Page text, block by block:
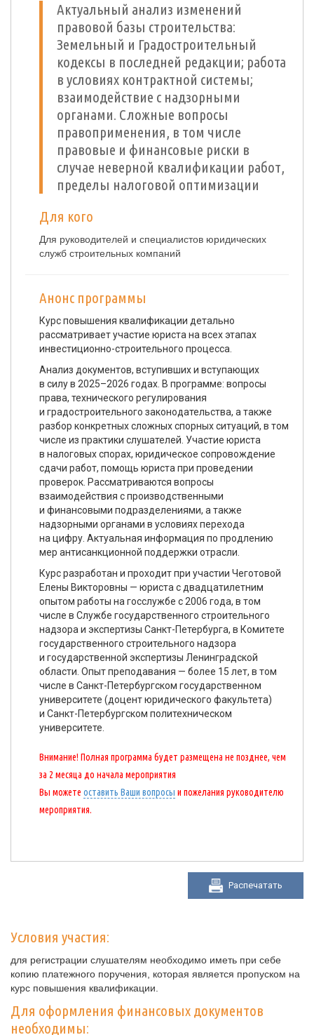
Актуальный анализ изменений
правовой базы строительства:
Земельный и Градостроительный
кодексы в последней редакции; работа
в условиях контрактной системы;
взаимодействие с надзорными
органами. Сложные вопросы
правоприменения, в том числе
правовые и финансовые риски в
случае неверной квалификации работ,
пределы налоговой оптимизации
Для кого
Для руководителей и специалистов юридических
служб строительных компаний
Анонс программы
Курс повышения квалификации детально
рассматривает участие юриста на всех этапах
инвестиционно-строительного процесса.
Анализ документов, вступивших и вступающих
в силу в 2025–2026 годах. В программе: вопросы
права, технического регулирования
и градостроительного законодательства, а также
разбор конкретных сложных спорных ситуаций, в том
числе из практики слушателей. Участие юриста
в налоговых спорах, юридическое сопровождение
сдачи работ, помощь юриста при проведении
проверок. Рассматриваются вопросы
взаимодействия с производственными
и финансовыми подразделениями, а также
надзорными органами в условиях перехода
на цифру. Актуальная информация по продлению
мер антисанкционной поддержки отрасли.
Курс разработан и проходит при участии Чеготовой
Елены Викторовны — юриста с двадцатилетним
опытом работы на госслужбе с 2006 года, в том
числе в Службе государственного строительного
надзора и экспертизы Санкт-Петербурга, в Комитете
государственного строительного надзора
и государственной экспертизы Ленинградской
области. Опыт преподавания — более 15 лет, в том
числе в Санкт-Петербургском государственном
университете (доцент юридического факультета)
и Санкт-Петербургском политехническом
университете.
Внимание! Полная программа будет размещена не позднее, чем
за 2 месяца до начала мероприятия
Вы можете оставить Ваши вопросы и пожелания руководителю
мероприятия.
Распечатать
Условия участия:
для регистрации слушателям необходимо иметь при себе
копию платежного поручения, которая является пропуском на
курс повышения квалификации.
Для оформления финансовых документов
необходимы: